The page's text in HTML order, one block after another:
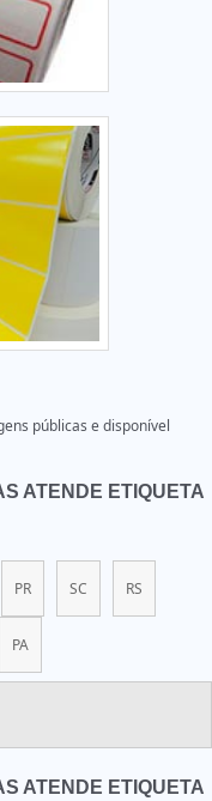
públicas e disponível
ATENDE ETIQUETA
PR SC RS
PA
ATENDE ETIQUETA